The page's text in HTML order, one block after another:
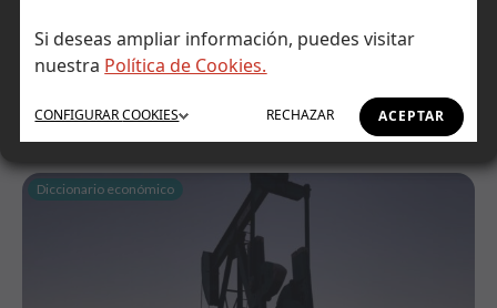
Si deseas ampliar información, puedes visitar
nuestra Política de Cookies.
ACEPTAR
RECHAZAR
CONFIGURARCOOKIES
OPEP-Plus
Diccionario económico